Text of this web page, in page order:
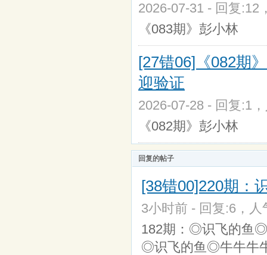
2026-07-31 - 回复:12
《083期》彭小林
[27错06]《
迎验证
2026-07-28 - 回复:1
《082期》彭小林
回复的帖子
[38错00]220期：
3小时前 - 回复:6，
182期：◎识飞的鱼◎
◎识飞的鱼◎牛牛牛